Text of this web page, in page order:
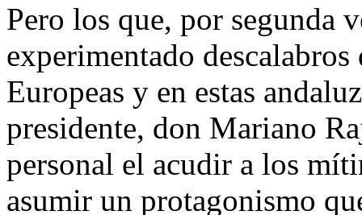
Pero los que, por segunda
experimentado
Europeas y en estas
presidente, don Mariano
personal el acudir a los
asumir un protagonismo